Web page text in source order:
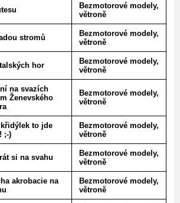
Bezmotorové modely,
větroně
stromů
Bezmotorové modely,
větroně
hor
Bezmotorové modely,
větroně
na svazích
Ženevského
Bezmotorové modely,
větroně
křidýlek to jde
;-)
Bezmotorové modely,
větroně
si na svahu
Bezmotorové modely,
větroně
akrobacie na
Bezmotorové modely,
větroně